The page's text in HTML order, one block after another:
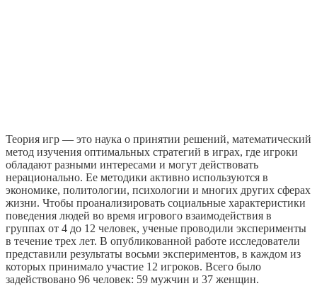
Теория игр — это наука о принятии решений, математический
метод изучения оптимальных стратегий в играх, где игроки
обладают разными интересами и могут действовать
нерационально. Ее методики активно используются в
экономике, политологии, психологии и многих других сферах
жизни. Чтобы проанализировать социальные характеристики
поведения людей во время игрового взаимодействия в
группах от 4 до 12 человек, ученые проводили эксперименты
в течение трех лет. В опубликованной работе исследователи
представили результаты восьми экспериментов, в каждом из
которых принимало участие 12 игроков. Всего было
задействовано 96 человек: 59 мужчин и 37 женщин.